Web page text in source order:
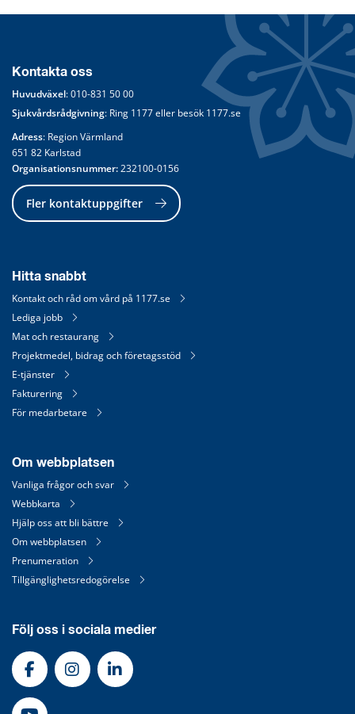
Kontakta oss
Huvudväxel: 010-831 50 00
Sjukvårdsrådgivning: Ring 1177 eller besök 1177.se
Adress: Region Värmland
651 82 Karlstad
Organisationsnummer: 232100-0156
Fler kontaktuppgifter
Hitta snabbt
Kontakt och råd om vård på 1177.se
Lediga jobb
Mat och restaurang
Projektmedel, bidrag och företagsstöd
E-tjänster
Fakturering
För medarbetare
Om webbplatsen
Vanliga frågor och svar
Webbkarta
Hjälp oss att bli bättre
Om webbplatsen
Prenumeration
Tillgänglighetsredogörelse
Följ oss i sociala medier